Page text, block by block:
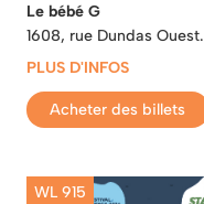
Le bébé G
1608, rue Dundas Ouest.
PLUS D'INFOS
Acheter des billets
WL 915